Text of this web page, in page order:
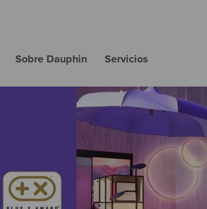
Sobre Dauphin Servicios